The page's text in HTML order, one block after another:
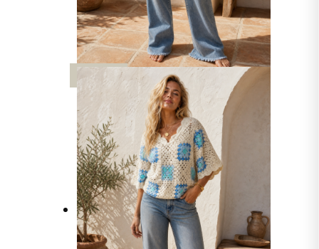
UUTTA